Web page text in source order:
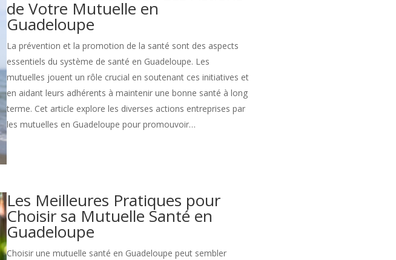
de Votre Mutuelle en
Guadeloupe
La prévention et la promotion de la santé sont des aspects
essentiels du système de santé en Guadeloupe. Les
mutuelles jouent un rôle crucial en soutenant ces initiatives et
en aidant leurs adhérents à maintenir une bonne santé à long
terme. Cet article explore les diverses actions entreprises par
les mutuelles en Guadeloupe pour promouvoir…
Les Meilleures Pratiques pour
Choisir sa Mutuelle Santé en
Guadeloupe
Choisir une mutuelle santé en Guadeloupe peut sembler